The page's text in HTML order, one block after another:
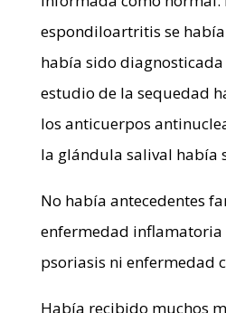
espondiloartritis se
había sido
estudio de la sequedad
los anticuerpos
la glándula salival había
No había antecedentes
enfermedad
psoriasis ni enfermedad
Había recibido muchos